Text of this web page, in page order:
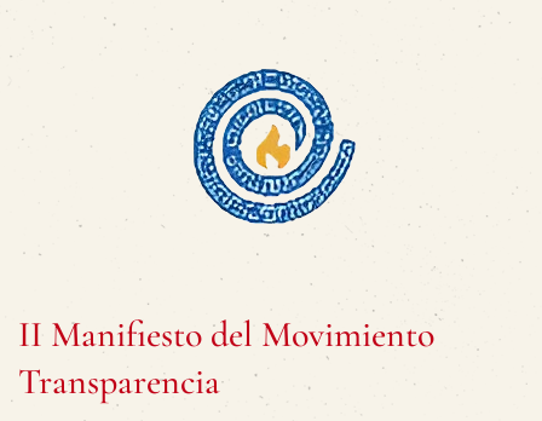
II Manifiesto del Movimiento
Transparencia